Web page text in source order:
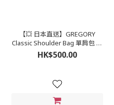
【💥 日本直送】GREGORY
Classic Shoulder Bag 單肩包 迷
你單肩包 斜孭袋 袋
HK$500.00